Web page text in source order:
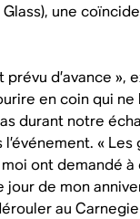
une
d’avance »,
en coin qui
durant notre
« Les
ont demandé
de mon
au Carnegie